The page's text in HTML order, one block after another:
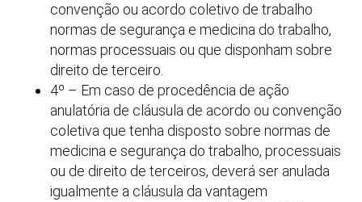
convenção ou acordo coletivo de trabalho
normas de segurança e medicina do trabalho,
normas processuais ou que disponham sobre
direito de terceiro.
4º – Em caso de procedência de ação
anulatória de cláusula de acordo ou convenção
coletiva que tenha disposto sobre normas de
medicina e segurança do trabalho, processuais
ou de direito de terceiros, deverá ser anulada
igualmente a cláusula da vantagem